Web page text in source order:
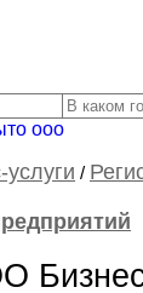
ооо
услуги /
Бизнес